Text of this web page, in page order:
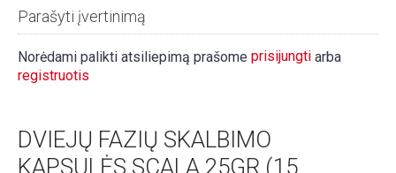
Parašyti įvertinimą
Norėdami palikti atsiliepimą prašome prisijungti arba
registruotis
DVIEJŲ FAZIŲ SKALBIMO
KAPSULĖS SCALA 25GR (15